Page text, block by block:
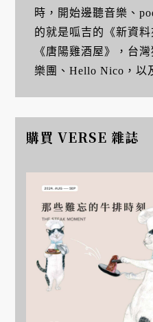
時，開始邊聽音樂、
的就是呱吉的《新資
《唐陽雞酒屋》，台
樂團、Hello Nico，以
購買 VERSE 雜誌